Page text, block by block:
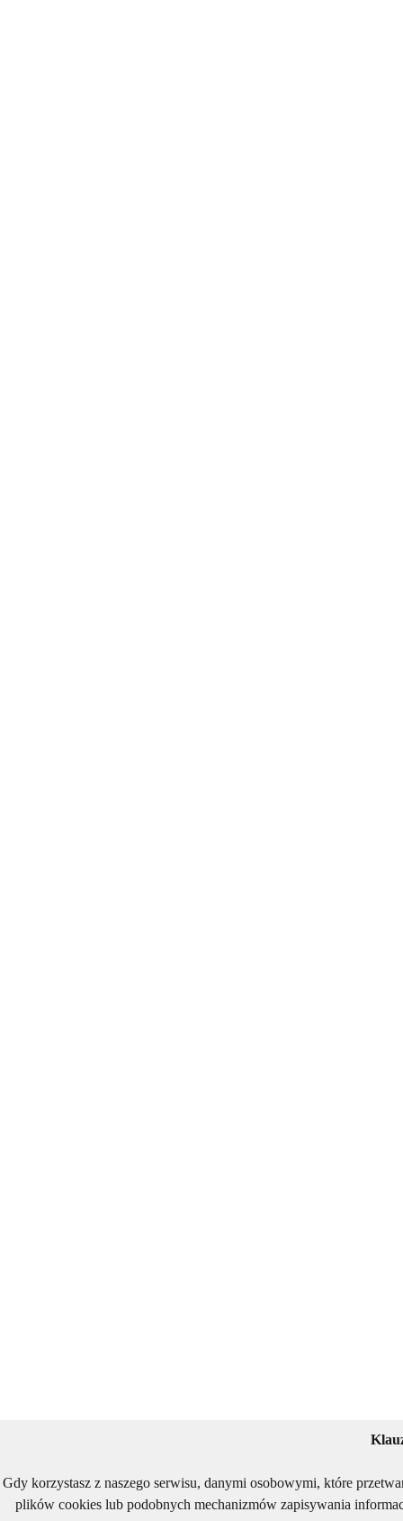
Gdy korzystasz z naszego serwisu, danymi osobowymi, które
plików cookies lub podobnych mechanizmów zapisywania